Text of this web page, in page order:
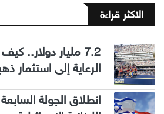
الاكثر قراءة
7.2 مليار دولار..
الرعاية إلى استثمار
انطلاق الجولة